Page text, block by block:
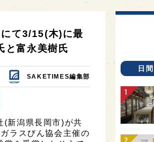
て3/15(木)に最
と富永美樹氏
SAKETIMES編集部
(新潟県長岡市)が共
ラスびん協会主催の
日間